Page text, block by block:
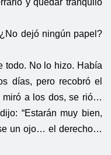
y quedar tranquilo
dejó ningún papel?
todo. No lo hizo. Había
días, pero recobró el
miró a los dos, se rió…
“Estarán muy bien,
un ojo… el derecho…